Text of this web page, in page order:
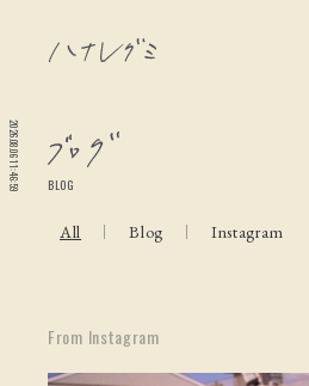
2026.08.06 11:46:59 BLOG
All Blog Instagram